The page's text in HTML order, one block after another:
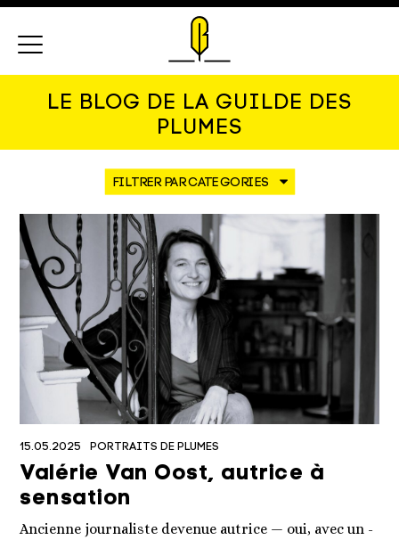
LE BLOG DE LA GUILDE DES
PLUMES
15.05.2025 PORTRAITS DE PLUMES
Valérie Van Oost, autrice à
sensation
Ancienne journaliste devenue autrice — oui, avec un -